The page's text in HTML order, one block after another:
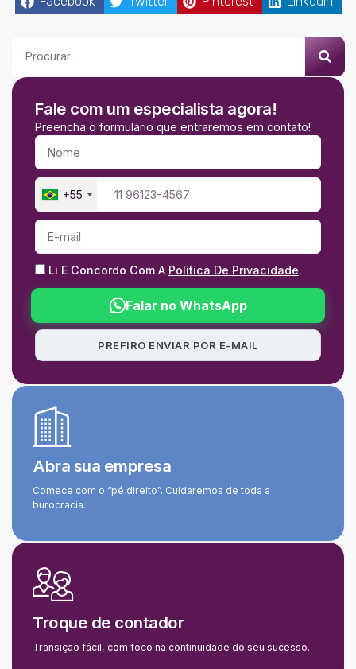
Fale com um especialista agora!
Preencha o formulário que entraremos em contato!
+55
Li E Concordo Com A Política De Privacidade.
Falar no WhatsApp
PREFIRO ENVIAR POR E-MAIL
Abra sua empresa
Comece com o “pé direito”. Cuidaremos de toda a
burocracia.
Troque de contador
Transição fácil, com foco na continuidade do seu sucesso.